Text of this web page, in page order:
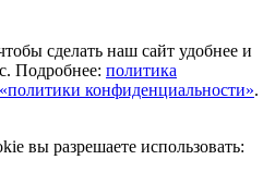
сделать наш сайт удобнее и
Подробнее: политика
«политики конфиденциальности».
вы разрешаете использовать: